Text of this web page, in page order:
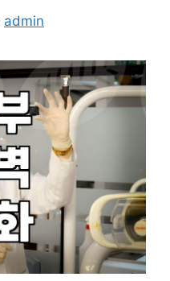
admin